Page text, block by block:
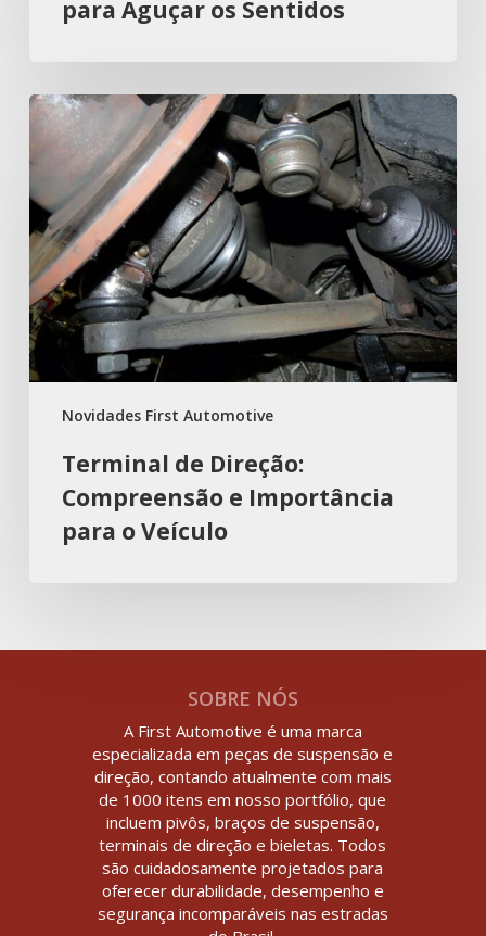
para Aguçar os Sentidos
Novidades First Automotive
Terminal de Direção:
Compreensão e Importância
para o Veículo
SOBRE NÓS
A First Automotive é uma marca
especializada em peças de suspensão e
direção, contando atualmente com mais
de 1000 itens em nosso portfólio, que
incluem pivôs, braços de suspensão,
terminais de direção e bieletas. Todos
são cuidadosamente projetados para
oferecer durabilidade, desempenho e
segurança incomparáveis nas estradas